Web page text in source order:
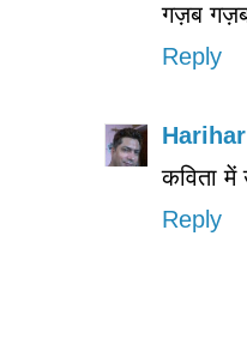
गज़ब
Reply
Harihar
कविता
Reply